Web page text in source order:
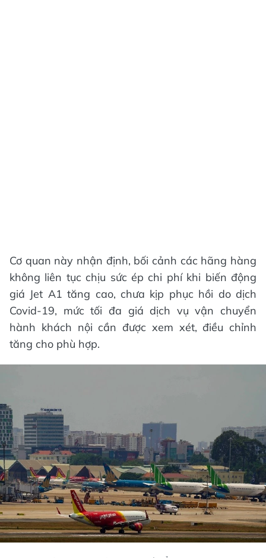
Cơ quan này nhận định, bối cảnh các hãng hàng
không liên tục chịu sức ép chi phí khi biến động
giá Jet A1 tăng cao, chưa kịp phục hồi do dịch
Covid-19, mức tối đa giá dịch vụ vận chuyển
hành khách nội cần được xem xét, điều chỉnh
tăng cho phù hợp.